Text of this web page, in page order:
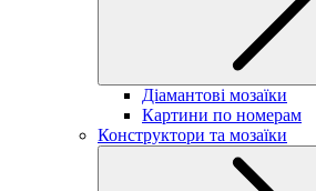
Діамантові мозаїки
Картини по номерам
Конструктори та мозаїки